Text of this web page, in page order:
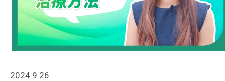
2024.9.26